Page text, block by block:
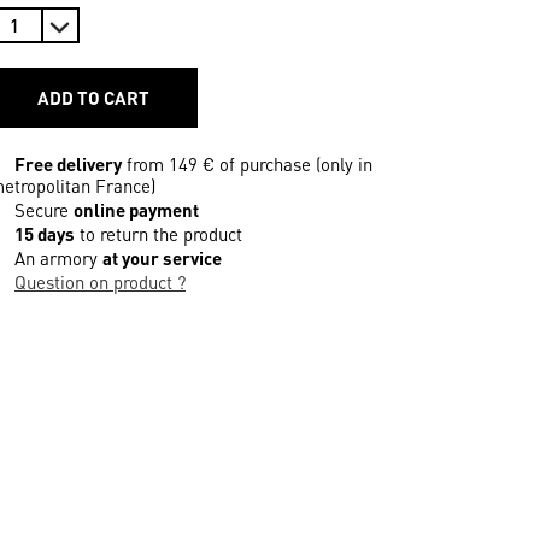
ADD TO CART
Free deliveryfrom 149 € of purchase (only in
France)
Secure online payment
15 days to return the product
An armory at your service
Question on product ?